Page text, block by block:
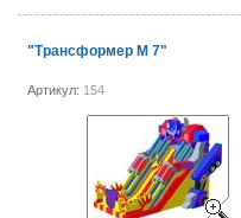
"Трансформер М 7"
Артикул: 154